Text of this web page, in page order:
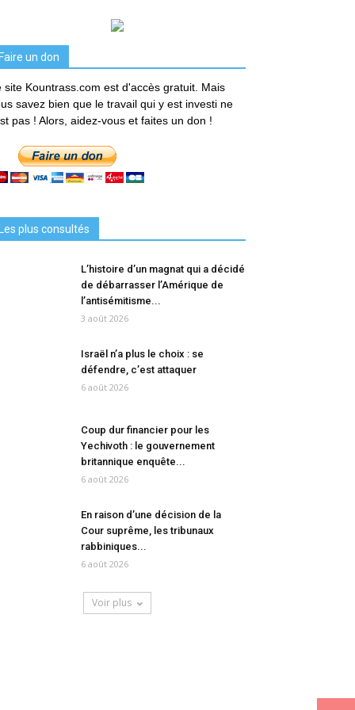
Faire un don
site Kountrass.com est d'accès gratuit. Mais
savez bien que le travail qui y est investi ne
pas ! Alors, aidez-vous et faites un don !
Les plus consultés
L’histoire d’un magnat qui a décidé
de débarrasser l’Amérique de
l’antisémitisme...
3 août 2026
Israël n’a plus le choix : se
défendre, c’est attaquer
6 août 2026
Coup dur financier pour les
Yechivoth : le gouvernement
britannique enquête...
6 août 2026
En raison d’une décision de la
Cour suprême, les tribunaux
rabbiniques...
6 août 2026
Voir plus